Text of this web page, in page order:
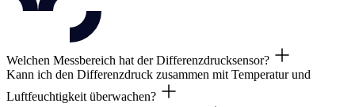
Welchen Messbereich hat der Differenzdrucksensor?
Der P4P2-Sensor deckt -120 Pa bis +120 Pa ab, mit
Kann ich den Differenzdruck zusammen mit Temperatur und
Luftfeuchtigkeit überwachen?